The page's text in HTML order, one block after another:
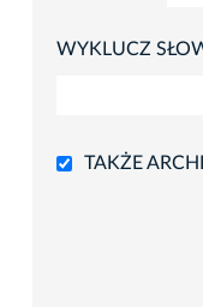
WYKLUCZ
TAKŻE